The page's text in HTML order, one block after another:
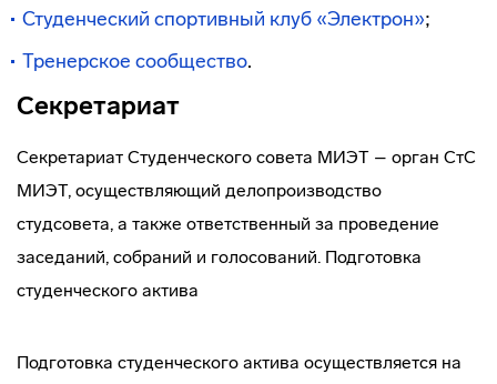
Студенческий спортивный клуб «Электрон»;
Тренерское сообщество.
Секретариат
Секретариат Студенческого совета МИЭТ – орган СтС
МИЭТ, осуществляющий делопроизводство
студсовета, а также ответственный за проведение
заседаний, собраний и голосований. Подготовка
студенческого актива
Подготовка студенческого актива осуществляется на